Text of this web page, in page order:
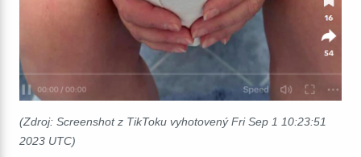
(Zdroj: Screenshot z TikToku vyhotovenýFri Sep 1 10:23:51
2023 UTC)